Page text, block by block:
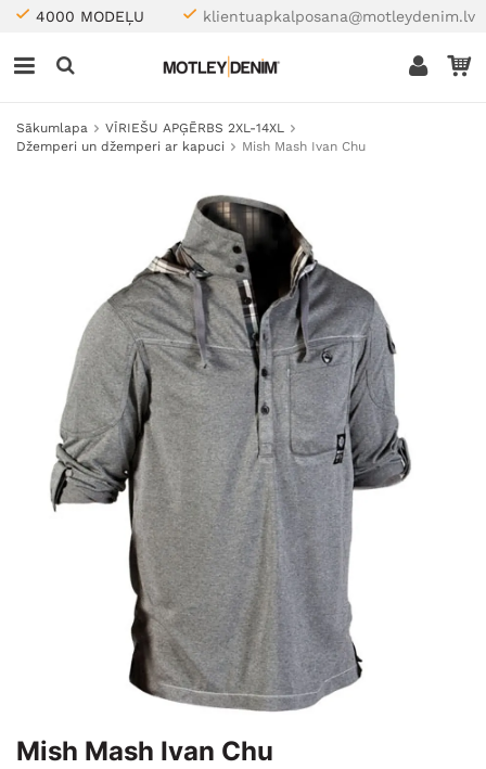
4000 MODEĻU klientuapkalposana@motleydenim.lv
Sākumlapa
VĪRIEŠU APĢĒRBS 2XL-14XL
Džemperi un džemperi ar kapuci
Mish Mash Ivan Chu
Mish Mash Ivan Chu